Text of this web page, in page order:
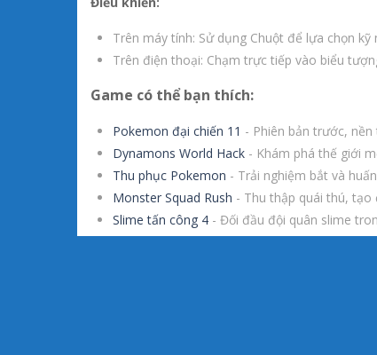
Trên máy tính: Sử dụng Chuột để lựa chọn
Trên điện thoại: Chạm trực tiếp vào biểu
Game có thể bạn thích:
Pokemon đại chiến 11 - Phiên bản trước,
Dynamons World Hack - Khám phá thế giới
Thu phục Pokemon - Trải nghiệm bắt và
Monster Squad Rush - Thu thập quái thú,
Slime tấn công 4 - Đối đầu đội quân slime